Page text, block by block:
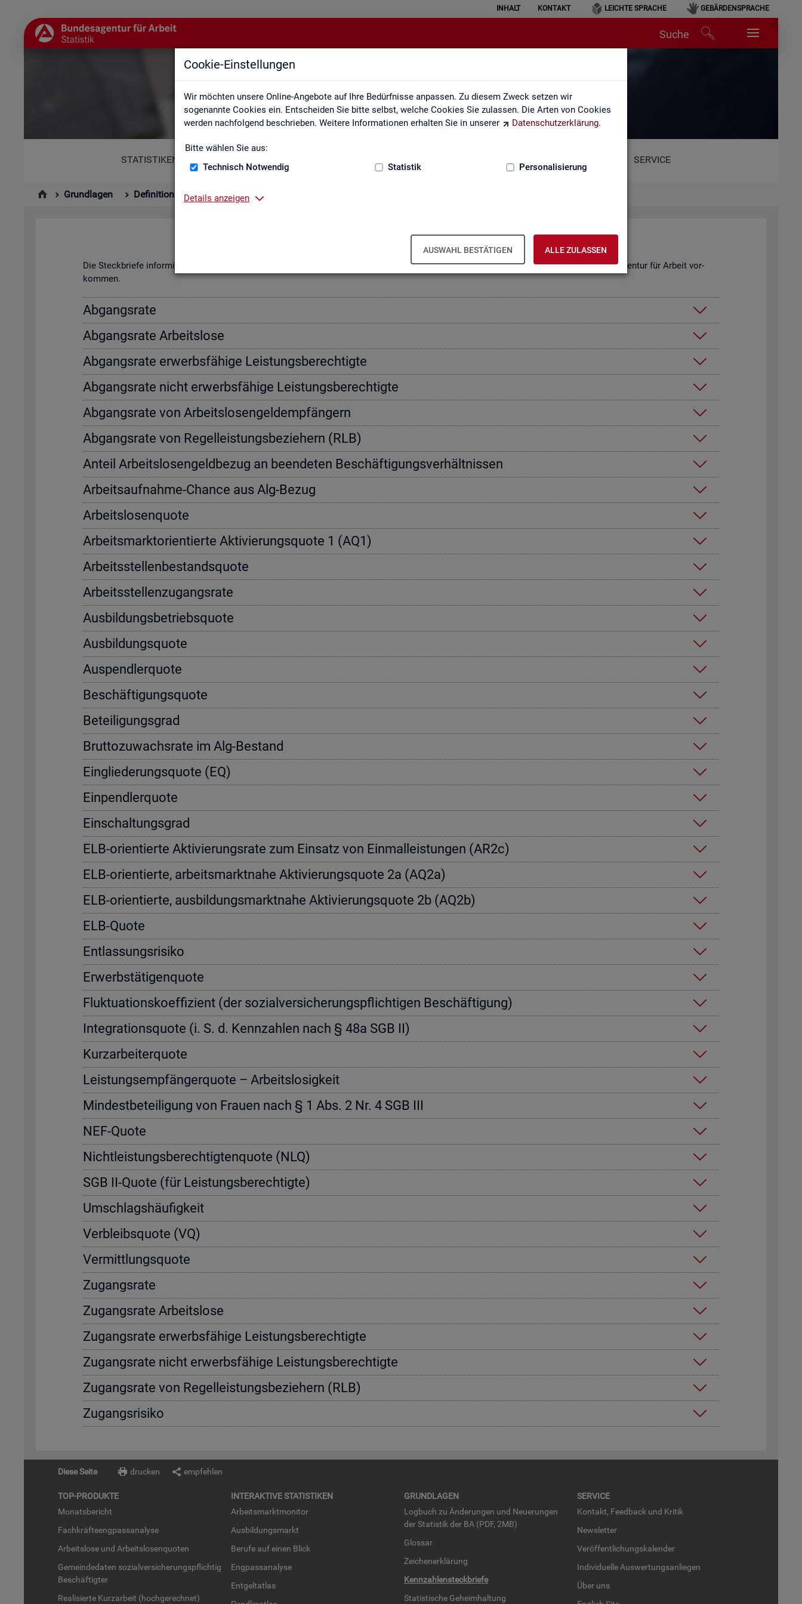
Cookie-Einstellungen
Wir möchten unsere Online-Angebote auf Ihre Bedürfnisse anpassen. Zu diesem Zweck setzen wir
sogenannte Cookies ein. Entscheiden Sie bitte selbst, welche Cookies Sie zulassen. Die Arten von Cookies
werden nachfolgend beschrieben. Weitere Informationen erhalten Sie in unserer
Datenschutzerklärung.
Bitte wählen Sie aus:
Technisch Notwendig
Statistik Personalisierung
Details anzeigen
AUSWAHL BESTÄTIGEN ALLE ZULASSEN
INHALT KONTAKT LEICHTE SPRACHE GEBÄRDENSPRACHE
Suche
Kennzahlensteckbriefe
STATISTIKEN SERVICE
Grundlagen Definitionen Kennzahlensteckbriefe
Kenn­zah­len­steck­brie­fe
Die Steck­brie­fe in­for­mie­ren über De­fi­ni­ti­on, Aus­sa­ge­kraft, Be­rech­nung und Da­ten­quel­len der Kenn­zah­len, die in der Sta­tis­tik der Bun­des­agen­tur für Ar­beit vor­
kom­men.
Ab­gangs­ra­te
Ab­gangs­ra­te Ar­beits­lo­se
Ab­gangs­ra­te er­werbs­fä­hi­ge Leis­tungs­be­rech­tig­te
Ab­gangs­ra­te nicht er­werbs­fä­hi­ge Leis­tungs­be­rech­tig­te
Ab­gangs­ra­te von Ar­beits­lo­sen­geld­emp­fän­gern
Ab­gangs­ra­te von Re­gel­leis­tungs­be­zie­hern (RLB)
An­teil Ar­beits­lo­sen­geld­be­zug an be­en­de­ten Be­schäf­ti­gungs­ver­hält­nis­sen
Ar­beits­auf­nah­me-Chan­ce aus Alg-Bezug
Ar­beits­lo­sen­quo­te
Ar­beits­markt­ori­en­tier­te Ak­ti­vie­rungs­quo­te 1 (AQ1)
Ar­beits­stel­len­be­stands­quo­te
Ar­beits­stel­len­zu­gangs­ra­te
Aus­bil­dungs­be­triebs­quo­te
Aus­bil­dungs­quo­te
Aus­pend­ler­quo­te
Be­schäf­ti­gungs­quo­te
Be­tei­li­gungs­grad
Brut­to­zu­wachs­ra­te im Alg-Be­stand
Ein­glie­de­rungs­quo­te (EQ)
Ein­pend­ler­quo­te
Ein­schal­tungs­grad
ELB-ori­en­tier­te Ak­ti­vie­rungs­ra­te zum Ein­satz von Einmal­leis­tun­gen (AR2c)
ELB-ori­en­tier­te, ar­beits­markt­na­he Ak­ti­vie­rungs­quo­te 2a (AQ2a)
ELB-ori­en­tier­te, aus­bil­dungs­markt­na­he Ak­ti­vie­rungs­quo­te 2b (AQ2b)
ELB-Quote
Ent­las­sungs­ri­si­ko
Er­werbs­tä­ti­gen­quo­te
Fluk­tua­ti­ons­ko­ef­fi­zi­ent (der so­zi­al­ver­si­che­rungs­pflich­ti­gen Be­schäf­ti­gung)
In­te­gra­ti­ons­quo­te (i. S. d. Kenn­zah­len nach § 48a SGB II)
Kurz­ar­bei­ter­quo­te
Leis­tungs­emp­fän­ger­quo­te – Ar­beits­lo­sig­keit
Min­dest­be­tei­li­gung von Frau­en nach § 1 Abs. 2 Nr. 4 SGB III
NEF-Quote
Nicht­leis­tungs­be­rech­tig­ten­quo­te (NLQ)
SGB II-Quote (für Leis­tungs­be­rech­tig­te)
Um­schlags­häu­fig­keit
Ver­bleibs­quo­te (VQ)
Ver­mitt­lungs­quo­te
Zu­gangs­ra­te
Zu­gangs­ra­te Ar­beits­lo­se
Zu­gangs­ra­te er­werbs­fä­hi­ge Leis­tungs­be­rech­tig­te
Zu­gangs­ra­te nicht er­werbs­fä­hi­ge Leis­tungs­be­rech­tig­te
Zu­gangs­ra­te von Re­gel­leis­tungs­be­zie­hern (RLB)
Zu­gangs­ri­si­ko
Diese Seite drucken empfehlen
TOP-PRO­DUK­TE
Mo­nats­be­richt
Fach­kräf­te­eng­pass­ana­ly­se
Ar­beits­lo­se und Ar­beits­lo­sen­quo­ten
Ge­mein­de­da­ten so­zi­al­ver­si­che­rungs­pflich­tig
Be­schäf­tig­ter
Rea­li­sier­te Kurz­ar­beit (hoch­ge­rech­net)
IN­TER­AK­TI­VE STA­TIS­TI­KEN
Ar­beits­markt­mo­ni­tor
Aus­bil­dungs­markt
Be­ru­fe auf einen Blick
Eng­pass­ana­ly­se
Ent­gel­t­at­las
GRUND­LA­GEN
Log­buch zu Än­de­run­gen und Neue­run­gen
der Sta­tis­tik der BA (PDF, 2MB)
Glos­sar
Zei­chen­er­klä­rung
Kenn­zah­len­steck­brie­fe
Sta­tis­ti­sche Ge­heim­hal­tung
SER­VICE
Kon­takt, Feed­back und Kri­tik
News­let­ter
Ver­öf­fent­li­chungs­ka­len­der
In­di­vi­du­el­le Aus­wer­tungs­an­lie­gen
Über uns